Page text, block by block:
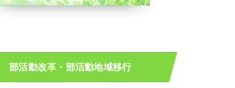
部活動改革・部活動地域移行